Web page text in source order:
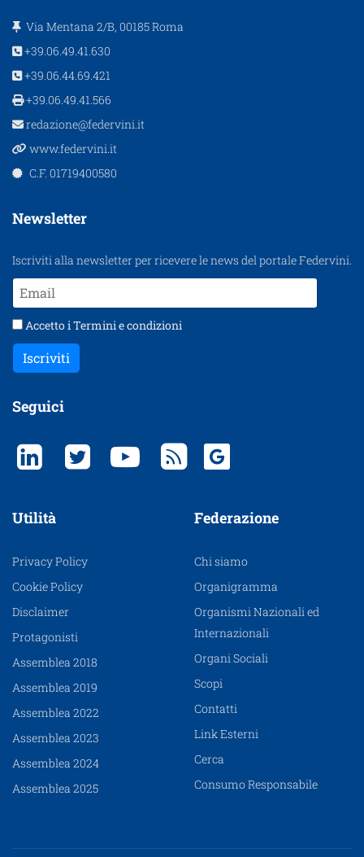
Via Mentana 2/B, 00185 Roma
+39.06.49.41.630
+39.06.44.69.421
+39.06.49.41.566
redazione@federvini.it
www.federvini.it
C.F. 01719400580
Newsletter
Iscriviti alla newsletter per ricevere le news del portale Federvini.
Accetto iTermini e condizioni
Iscriviti
Seguici
Utilità
Privacy Policy
Cookie Policy
Disclaimer
Protagonisti
Assemblea 2018
Assemblea 2019
Assemblea 2022
Assemblea 2023
Assemblea 2024
Assemblea 2025
Federazione
Chi siamo
Organigramma
Organismi Nazionali ed
Internazionali
Organi Sociali
Scopi
Contatti
Link Esterni
Cerca
Consumo Responsabile